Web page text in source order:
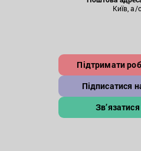
Київ, а/
Підтримати
Підписатися